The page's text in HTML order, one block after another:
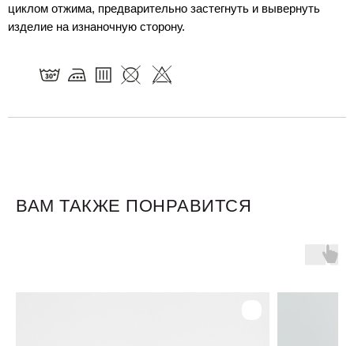
циклом отжима, предварительно застегнуть и вывернуть
изделие на изнаночную сторону.
ВАМ ТАКЖЕ ПОНРАВИТСЯ